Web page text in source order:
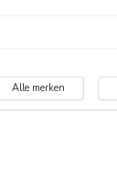
Alle merken